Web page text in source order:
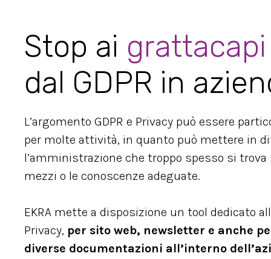
Stop ai grattacapi
dal GDPR in
L’argomento GDPR e Privacy può essere
per molte attività, in quanto può mettere in
l’amministrazione che troppo spesso si
mezzi o le conoscenze adeguate.
EKRA mette a disposizione un tool dedicato
Privacy, per sito web, newsletter e anche
diverse documentazioni all’interno